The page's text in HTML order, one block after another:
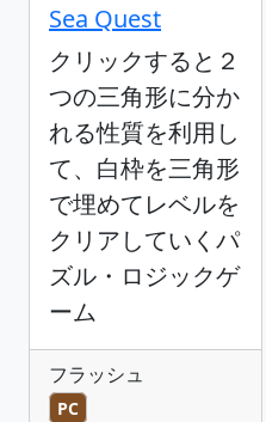
Sea Quest
クリックすると２
つの三角形に分か
れる性質を利用し
て、白枠を三角形
で埋めてレベルを
クリアしていくパ
ズル・ロジックゲ
ーム
フラッシュ
PC